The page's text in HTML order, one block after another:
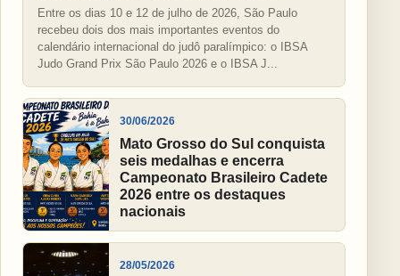
Entre os dias 10 e 12 de julho de 2026, São Paulo
recebeu dois dos mais importantes eventos do
calendário internacional do judô paralímpico: o IBSA
Judo Grand Prix São Paulo 2026 e o IBSA J...
30/06/2026
Mato Grosso do Sul conquista
seis medalhas e encerra
Campeonato Brasileiro Cadete
2026 entre os destaques
nacionais
28/05/2026